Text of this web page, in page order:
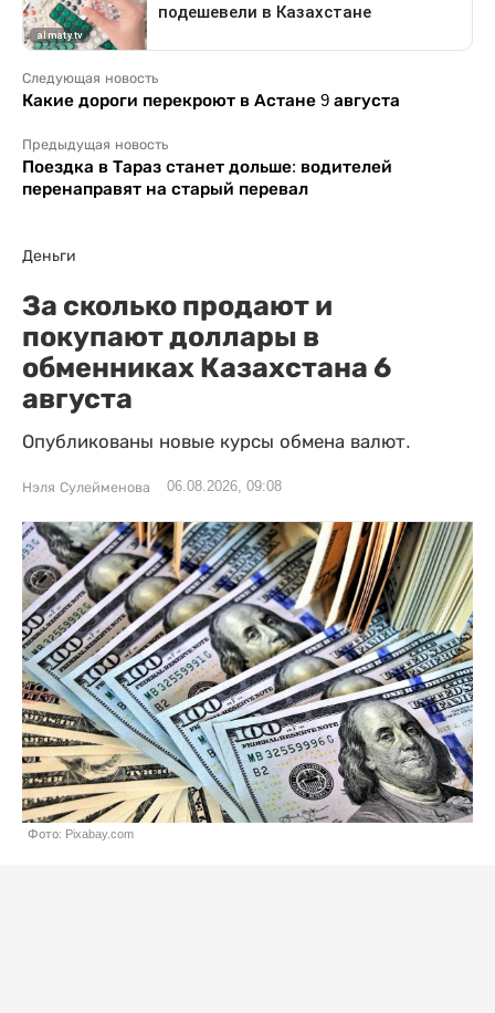
Следующая новость
Какие дороги перекроют в Астане 9 августа
Предыдущая новость
Поездка в Тараз станет дольше: водителей
перенаправят на старый перевал
Деньги
За сколько продают и
покупают доллары в
обменниках Казахстана 6
августа
Опубликованы новые курсы обмена валют.
Нэля Сулейменова 06.08.2026, 09:08
Фото: Pixabay.com